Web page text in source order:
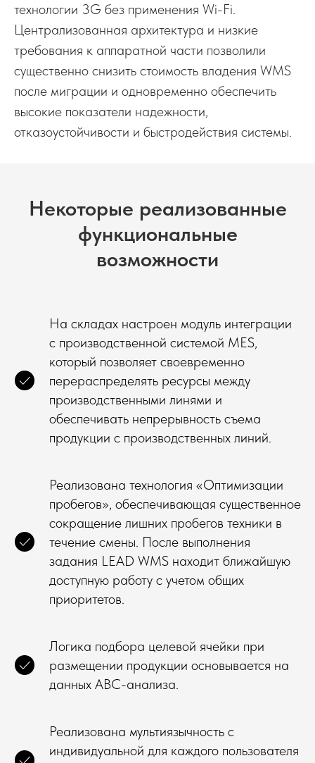
технологии 3G без применения Wi-Fi.
Централизованная архитектура и низкие
требования к аппаратной части позволили
существенно снизить стоимость владения WMS
после миграции и одновременно обеспечить
высокие показатели надежности,
отказоустойчивости и быстродействия системы.
Некоторые реализованные
функциональные
возможности
На складах настроен модуль интеграции
с производственной системой МЕS,
который позволяет своевременно
перераспределять ресурсы между
производственными линями и
обеспечивать непрерывность съема
продукции с производственных линий.
Реализована технология «Оптимизации
пробегов», обеспечивающая существенное
сокращение лишних пробегов техники в
течение смены. После выполнения
задания LEAD WMS находит ближайшую
доступную работу с учетом общих
приоритетов.
Логика подбора целевой ячейки при
размещении продукции основывается на
данных ABC-анализа.
Реализована мультиязычность с
индивидуальной для каждого пользователя